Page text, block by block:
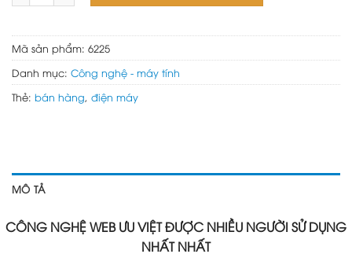
Mã sản phẩm: 6225
Danh mục: Công nghệ - máy tính
Thẻ: bán hàng, điện máy
MÔ TẢ
CÔNG NGHỆ WEB ƯU VIỆT ĐƯỢC NHIỀU NGƯỜI SỬ DỤNG
NHẤT NHẤT